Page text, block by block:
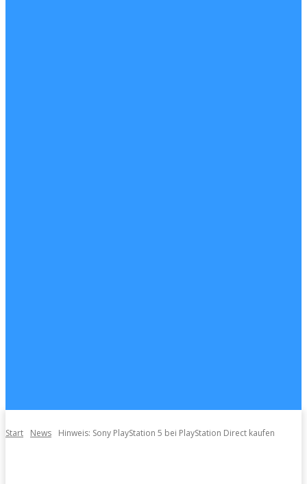
Start News Hinweis: Sony PlayStation 5 bei PlayStation Direct kaufen